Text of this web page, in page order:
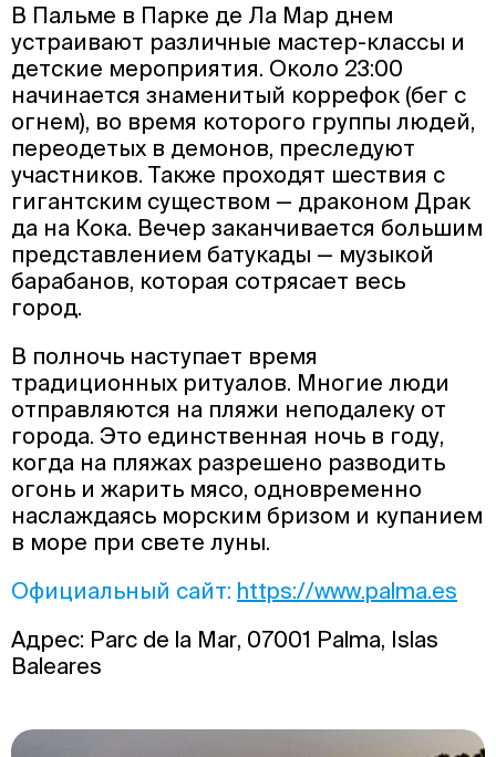
В Пальме в Парке де Ла Мар днем
устраивают различные мастер-классы и
детские мероприятия. Около 23:00
начинается знаменитый коррефок (бег с
огнем), во время которого группы людей,
переодетых в демонов, преследуют
участников. Также проходят шествия с
гигантским существом — драконом Драк
да на Кока. Вечер заканчивается большим
представлением батукады — музыкой
барабанов, которая сотрясает весь
город.
В полночь наступает время
традиционных ритуалов. Многие люди
отправляются на пляжи неподалеку от
города. Это единственная ночь в году,
когда на пляжах разрешено разводить
огонь и жарить мясо, одновременно
наслаждаясь морским бризом и купанием
в море при свете луны.
Официальный сайт: https://www.palma.es
Адрес: Parc de la Mar, 07001 Palma, Islas
Baleares